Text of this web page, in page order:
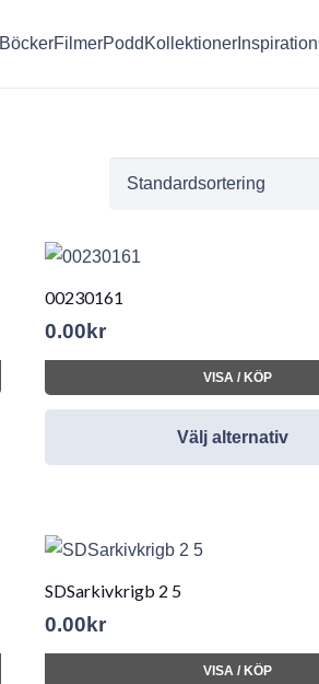
BöckerFilmerPodd Kollektioner Inspiration
00230161
0.00 kr
VISA / KÖP
Välj alternativ
SDSarkivkrigb 2 5
0.00 kr
VISA / KÖP